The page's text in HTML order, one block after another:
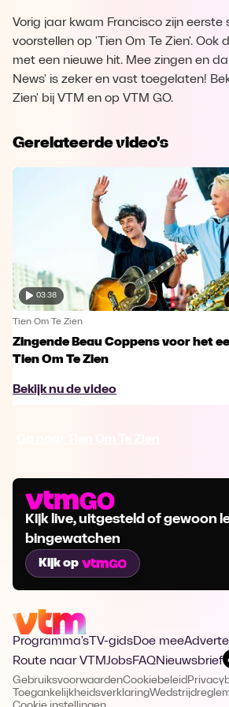
Vorig jaar kwam Francisco zijn eerste
voorstellen op 'Tien Om Te Zien'. Ook
met een nieuwe hit. Mee zingen en
News' is zeker en vast toegelaten!
Zien' bij VTM en op VTM GO.
Gerelateerde video's
03:38
Tien Om Te Zien
Zingende Beau Coppens voor het
Tien Om Te Zien
Bekijk nu de video
Kijk live, uitgesteld of gewoon
bingewatchen
Kijk op
Programma's TV-gidsDoe mee
Route naar VTMJobsFAQNieuwsbrief
GebruiksvoorwaardenCookiebeleid
Toegankelijkheidsverklaring